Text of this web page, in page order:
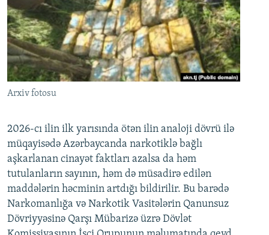
Arxiv fotosu
2026-cı ilin ilk yarısında ötən ilin analoji dövrü ilə
müqayisədə Azərbaycanda narkotiklə bağlı
aşkarlanan cinayət faktları azalsa da həm
tutulanların sayının, həm də müsadirə edilən
maddələrin həcminin artdığı bildirilir. Bu barədə
Narkomanlığa və Narkotik Vasitələrin Qanunsuz
Dövriyyəsinə Qarşı Mübarizə üzrə Dövlət